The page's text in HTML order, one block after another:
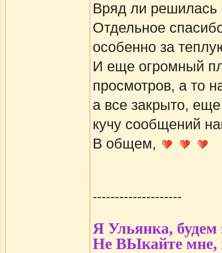
Вряд ли
Отдельное
особенно за
И еще огромный
просмотров, а то
а все закрыто,
кучу сообщений
В общем,
--------------------
Я Ульянка,
Не ВЫкайте мне,